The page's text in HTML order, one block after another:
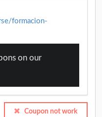
formacion-
on our
Coupon not work